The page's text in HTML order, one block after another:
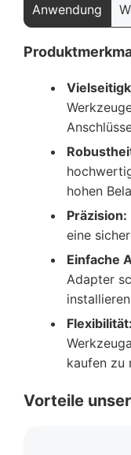
Anwendung
hohen
Präzision:
eine
Einfache
Adapter
Flexibilität:
kaufen zu
Vorteile